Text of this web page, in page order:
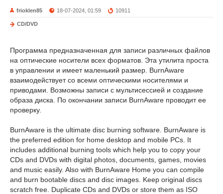
frioklen85 18-07-2024, 01:59 10911
CD/DVD
Программа предназначенная для записи различных файлов
на оптические носители всех форматов. Эта утилита проста
в управлении и имеет маленький размер. BurnAware
взаимодействует со всеми оптическими носителями и
приводами. Возможны записи с мультисессией и создание
образа диска. По окончании записи BurnAware проводит ее
проверку.
BurnAware is the ultimate disc burning software. BurnAware is
the preferred edition for home desktop and mobile PCs. It
includes additional burning tools which help you to copy your
CDs and DVDs with digital photos, documents, games, movies
and music easily. Also with BurnAware Home you can compile
and burn bootable discs and disc images. Keep original discs
scratch free. Duplicate CDs and DVDs or store them as ISO